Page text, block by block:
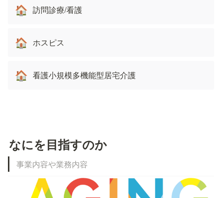
🏠 訪問診療/看護
🏠 ホスピス
🏠 看護小規模多機能型居宅介護
なにを目指すのか
事業内容や業務内容